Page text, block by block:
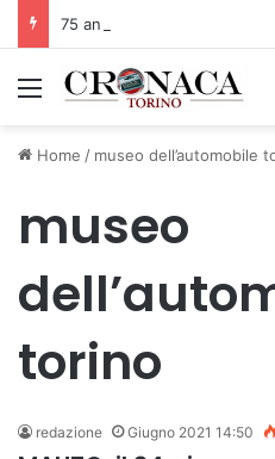
Menu
Home / museo dell’automobile
museo
torino
redazione Giugno 2021 14:50